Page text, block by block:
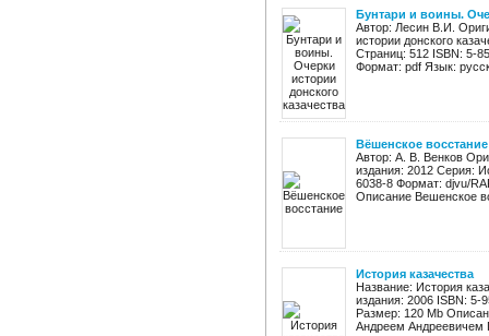
Бунтари и воины.
Автор: Лесин В.И.
истории донского
Страниц: 512 ISBN: 5-
Формат: pdf Язык:
Вёшенское восстание
Автор: А. В. Венков
издания: 2012 Серия:
6038-8 Формат: djvu/
Описание Вешенское
История казачества
Название: История
издания: 2006 ISBN: 5-
Размер: 120 Мb
Андреем Андреевичем